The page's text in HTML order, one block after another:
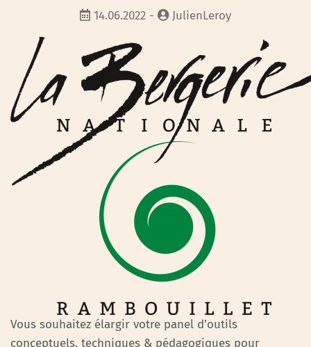
14.06.2022 - JulienLeroy
Vous souhaitez élargir votre panel d’outils
conceptuels, techniques & pédagogiques pour